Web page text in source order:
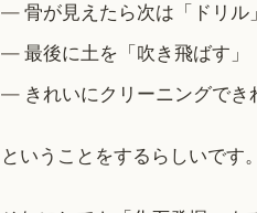
骨が見えたら次は「ドリル
最後に土を「吹き飛ばす」
きれいにクリーニングでき
ということをするらしいです。